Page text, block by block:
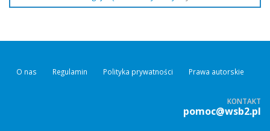
O nas Regulamin Polityka prywatności Prawa autorskie
KONTAKT
pomoc@wsb2.pl